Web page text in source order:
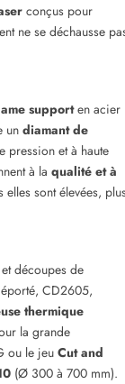
conçus pour
ne se déchausse
supporten acier
un diamant de
pression et à haute
à la qualité et à
sont élevées,
découpes de
CD2605,
thermique
la grande
ou le jeuCut and
(Ø 300 à 700 mm).